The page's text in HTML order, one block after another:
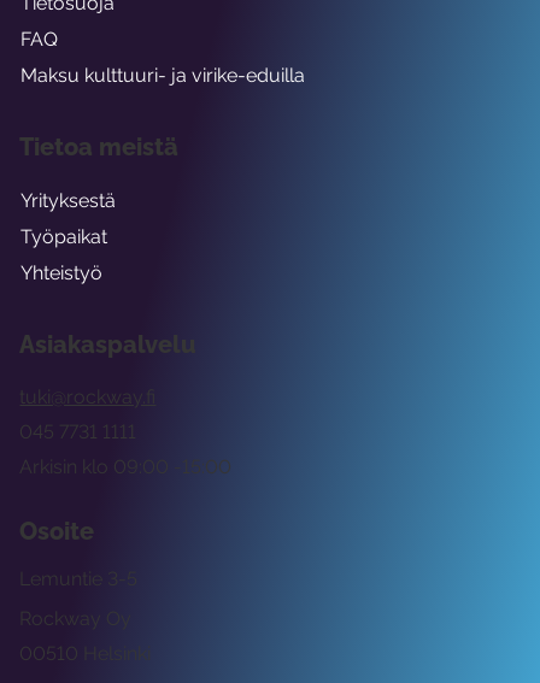
Asiakaspalvelu
tuki@rockway.fi
Arkisin klo 09:00 -15:00
045 7731 1111
Osoite
Rockway Oy
Lemuntie 3-5
00510 Helsinki
FAQ
Maksu kulttuuri- ja virike-eduilla
Tietoa meistä
Yrityksestä
Työpaikat
Yhteistyö